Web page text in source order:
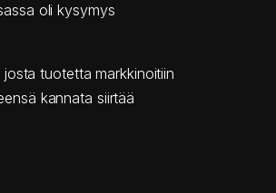
oli kysymys
tuotetta markkinoitiin
kannata siirtää